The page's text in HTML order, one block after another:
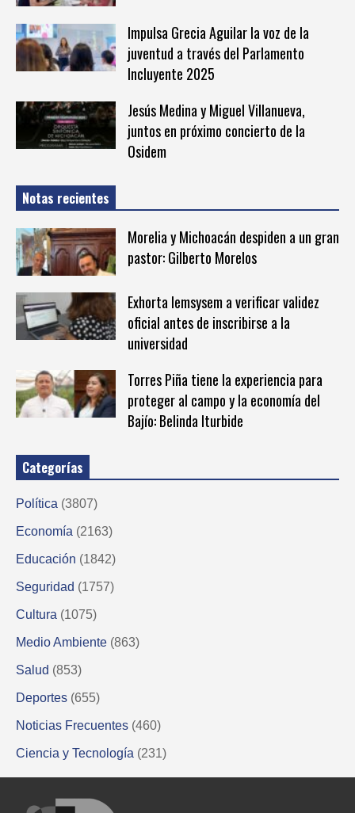
Impulsa Grecia Aguilar la voz de la
juventud a través del Parlamento
Incluyente 2025
Jesús Medina y Miguel Villanueva,
juntos en próximo concierto de la
Osidem
Notas recientes
Morelia y Michoacán despiden a un gran
pastor: Gilberto Morelos
Exhorta Iemsysem a verificar validez
oficial antes de inscribirse a la
universidad
Torres Piña tiene la experiencia para
proteger al campo y la economía del
Bajío: Belinda Iturbide
Categorías
Política (3807)
Economía (2163)
Educación (1842)
Seguridad (1757)
Cultura (1075)
Medio Ambiente (863)
Salud (853)
Deportes (655)
Noticias Frecuentes (460)
Ciencia y Tecnología (231)